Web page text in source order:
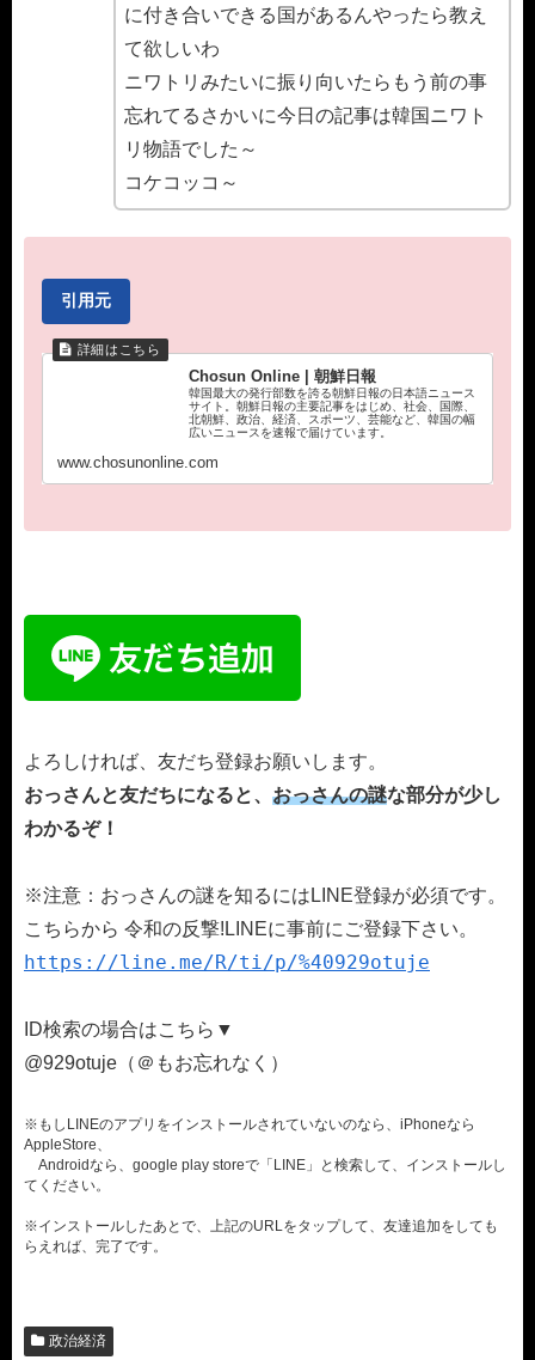
に付き合いできる国があるんやったら教え
て欲しいわ
ニワトリみたいに振り向いたらもう前の事
忘れてるさかいに今日の記事は韓国ニワト
リ物語でした～
コケコッコ～
引用元
Chosun Online | 朝鮮日報
韓国最大の発行部数を誇る朝鮮日報の日本語ニュース
サイト。朝鮮日報の主要記事をはじめ、社会、国際、
北朝鮮、政治、経済、スポーツ、芸能など、韓国の幅
広いニュースを速報で届けています。
www.chosunonline.com
よろしければ、友だち登録お願いします。
おっさんと友だちになると、 おっさんの謎な部分が少し
わかるぞ！
※注意：おっさんの謎を知るにはLINE登録が必須です。
こちらから 令和の反撃!LINEに事前にご登録下さい。
https://line.me/R/ti/p/%40929otuje
ID検索の場合はこちら▼
@929otuje（＠もお忘れなく）
※もしLINEのアプリをインストールされていないのなら、iPhoneなら
AppleStore、
Androidなら、google play storeで「LINE」と検索して、インストールし
てください。
※インストールしたあとで、上記のURLをタップして、友達追加をしても
らえれば、完了です。
政治経済